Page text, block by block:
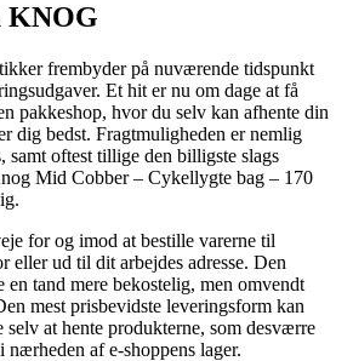
KNOG
frembyder på nuværende tidspunkt
Et hit er nu om dage at få
pakkeshop, hvor du selv kan afhente din
dig bedst. Fragtmuligheden er nemlig
samt oftest tillige den billigste slags
Mid Cobber – Cykellygte bag – 170
for og imod at bestille varerne til
eller ud til dit arbejdes adresse. Den
tand mere bekostelig, men omvendt
mest prisbevidste leveringsform kan
at hente produkterne, som desværre
nærheden af e-shoppens lager.